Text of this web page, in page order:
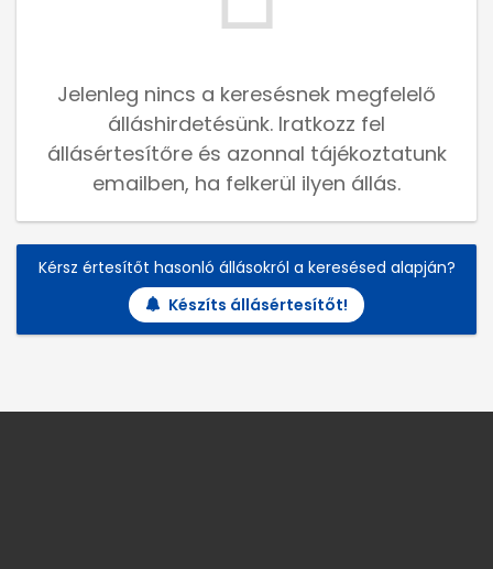
Jelenleg nincs a keresésnek megfelelő
álláshirdetésünk. Iratkozz fel
állásértesítőre és azonnal tájékoztatunk
emailben, ha felkerül ilyen állás.
Kérsz értesítőt hasonló állásokról a keresésed alapján?
Készíts állásértesítőt!